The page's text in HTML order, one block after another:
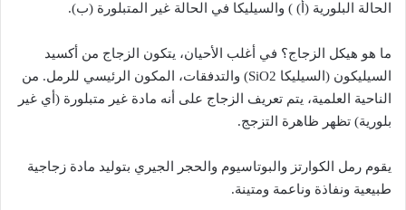
الحالة البلورية (أ) ) والسيليكا في الحالة غير المتبلورة (ب).
ما هو هيكل الزجاج؟ في أغلب الأحيان، يتكون الزجاج من أكسيد
السيليكون (السيليكا SiO2) والتدفقات، المكون الرئيسي للرمل. من
الناحية العلمية، يتم تعريف الزجاج على أنه مادة غير متبلورة (أي غير
بلورية) تظهر ظاهرة التزجج.
يقوم رمل الكوارتز والبوتاسيوم والحجر الجيري بتوليد مادة زجاجية
طبيعية ونفاذة وناعمة ومتينة.